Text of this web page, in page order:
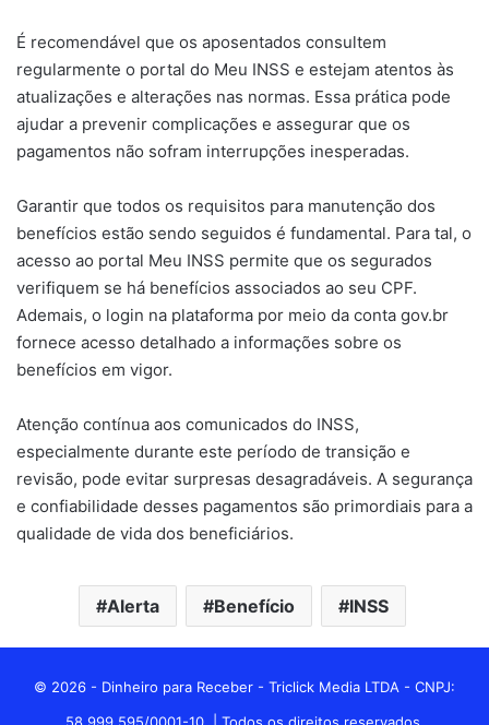
É recomendável que os aposentados consultem
regularmente o portal do Meu INSS e estejam atentos às
atualizações e alterações nas normas. Essa prática pode
ajudar a prevenir complicações e assegurar que os
pagamentos não sofram interrupções inesperadas.
Garantir que todos os requisitos para manutenção dos
benefícios estão sendo seguidos é fundamental. Para tal, o
acesso ao portal Meu INSS permite que os segurados
verifiquem se há benefícios associados ao seu CPF.
Ademais, o login na plataforma por meio da conta gov.br
fornece acesso detalhado a informações sobre os
benefícios em vigor.
Atenção contínua aos comunicados do INSS,
especialmente durante este período de transição e
revisão, pode evitar surpresas desagradáveis. A segurança
e confiabilidade desses pagamentos são primordiais para a
qualidade de vida dos beneficiários.
Alerta Benefício INSS
© 2026 - Dinheiro para Receber - Triclick Media LTDA - CNPJ: